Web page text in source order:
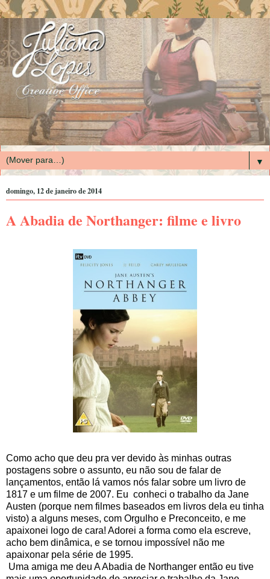
▼
domingo, 12 de janeiro de 2014
A Abadia de Northanger: filme e livro
Como acho que deu pra ver devido às minhas outras
postagens sobre o assunto, eu não sou de falar de
lançamentos, então lá vamos nós falar sobre um livro de
1817 e um filme de 2007. Eu conheci o trabalho da Jane
Austen (porque nem filmes baseados em livros dela eu tinha
visto) a alguns meses, com Orgulho e Preconceito, e me
apaixonei logo de cara! Adorei a forma como ela escreve,
acho bem dinâmica, e se tornou impossível não me
apaixonar pela série de 1995.
Uma amiga me deu A Abadia de Northanger então eu tive